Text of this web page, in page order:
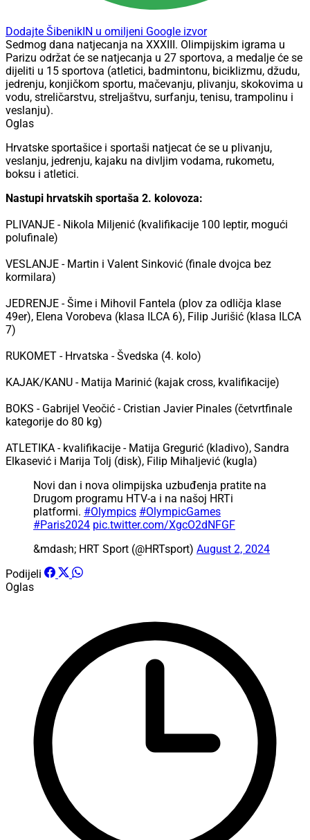
Dodajte ŠibenikIN u omiljeni Google izvor
Sedmog dana natjecanja na XXXIII. Olimpijskim igrama u
Parizu održat će se natjecanja u 27 sportova, a medalje će se
dijeliti u 15 sportova (atletici, badmintonu, biciklizmu, džudu,
jedrenju, konjičkom sportu, mačevanju, plivanju, skokovima u
vodu, streličarstvu, streljaštvu, surfanju, tenisu, trampolinu i
veslanju).
Oglas
Hrvatske sportašice i sportaši natjecat će se u plivanju,
veslanju, jedrenju, kajaku na divljim vodama, rukometu,
boksu i atletici.
Nastupi hrvatskih sportaša 2. kolovoza:
PLIVANJE - Nikola Miljenić (kvalifikacije 100 leptir, mogući
polufinale)
VESLANJE - Martin i Valent Sinković (finale dvojca bez
kormilara)
JEDRENJE - Šime i Mihovil Fantela (plov za odličja klase
49er), Elena Vorobeva (klasa ILCA 6), Filip Jurišić (klasa ILCA
7)
RUKOMET - Hrvatska - Švedska (4. kolo)
KAJAK/KANU - Matija Marinić (kajak cross, kvalifikacije)
BOKS - Gabrijel Veočić - Cristian Javier Pinales (četvrtfinale
kategorije do 80 kg)
ATLETIKA - kvalifikacije - Matija Gregurić (kladivo), Sandra
Elkasević i Marija Tolj (disk), Filip Mihaljević (kugla)
Novi dan i nova olimpijska uzbuđenja pratite na
Drugom programu HTV-a i na našoj HRTi
platformi. #Olympics #OlympicGames
#Paris2024 pic.twitter.com/XgcO2dNFGF
&mdash; HRT Sport (@HRTsport) August 2, 2024
Podijeli
Oglas